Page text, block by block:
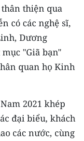
thiện qua
có các nghệ sĩ,
Dương
"Giã bạn"
quan họ Kinh
2021 khép
đại biểu, khách
các nước, cùng